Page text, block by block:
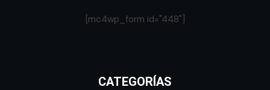
[mc4wp_form id="448"]
CATEGORÍAS